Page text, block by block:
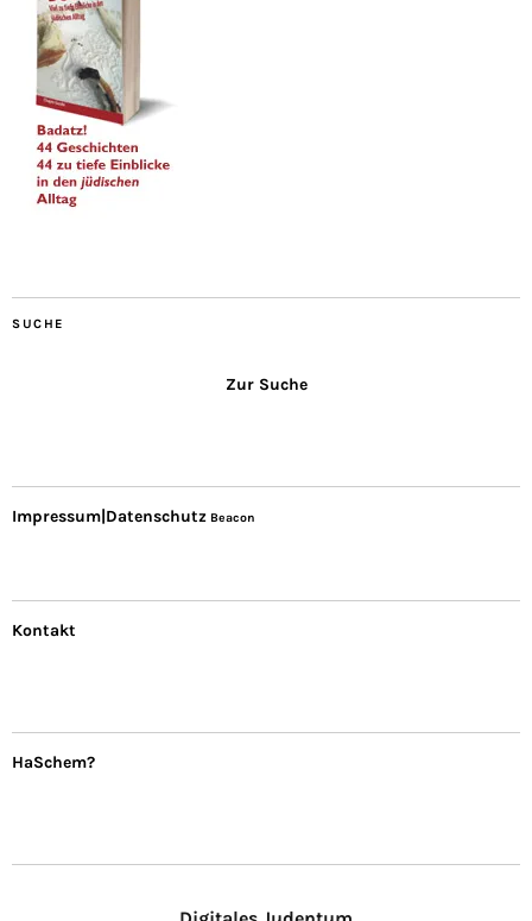
SUCHE
Zur Suche
Impressum|Datenschutz Beacon
Kontakt
HaSchem?